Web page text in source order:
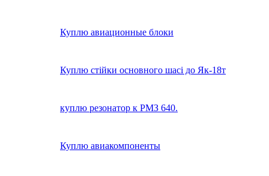
Куплю авиационные блоки
Куплю стійки основного шасі до Як-18т
куплю резонатор к РМЗ 640.
Куплю авиакомпоненты